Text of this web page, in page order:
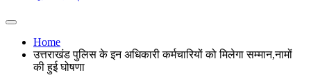
Home
उत्तराखंड पुलिस के इन अधिकारी कर्मचारियों को मिलेगा सम्मान,नामों
की हुई घोषणा